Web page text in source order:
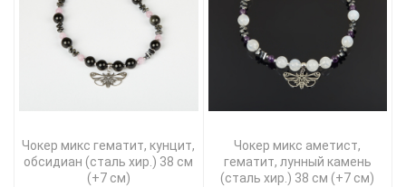
Чокер микс гематит, кунцит,
обсидиан (сталь хир.) 38 см
(+7 см)
Чокер микс аметист,
гематит, лунный камень
(сталь хир.) 38 см (+7 см)